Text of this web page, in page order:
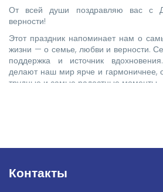
От всей души поздравляю вас с
верности!
Этот праздник напоминает нам о
жизни — о семье, любви и верности.
поддержка и источник
делают наш мир ярче и гармоничнее,
трудные и самые радостные моменты.
Контакты